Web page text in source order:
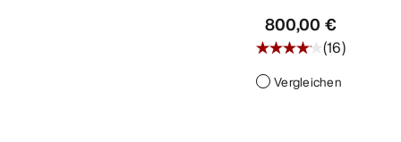
800,00 €
(16)
Vergleichen